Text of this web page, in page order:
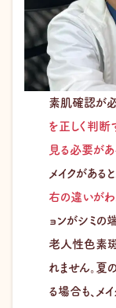
素肌確認が必
を正しく判断
見る必要があ
メイクがあると、
右の違いがわ
ョンがシミの
老人性色素斑
れません。夏
る場合も、メ